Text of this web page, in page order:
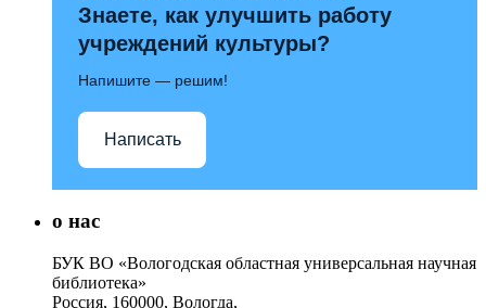
Знаете, как улучшить работу
учреждений культуры?
Напишите — решим!
Написать
о нас
БУК ВО «Вологодская областная универсальная научная
библиотека»
Россия, 160000, Вологда,